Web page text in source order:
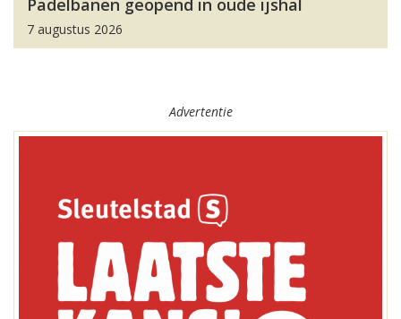
Padelbanen geopend in oude ijshal
7 augustus 2026
Advertentie